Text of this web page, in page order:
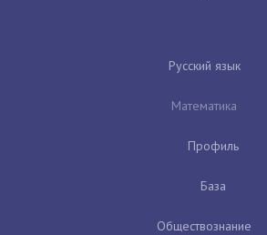
Русский язык
Математика
Профиль
База
Обществознание